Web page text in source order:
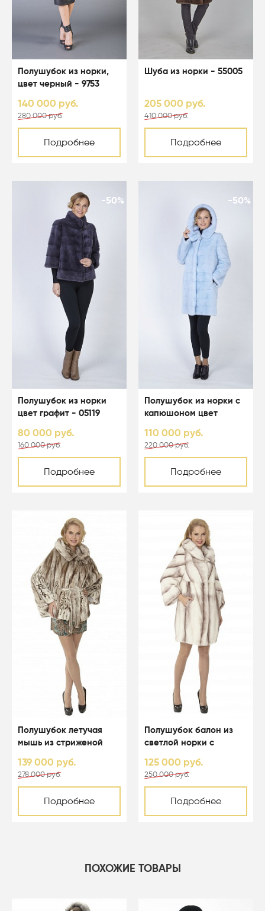
Полушубок из норки,
цвет черный - 9753
140 000 руб.
280 000 руб.
Подробнее
Шуба из норки - 55005
205 000 руб.
410 000 руб.
Подробнее
-50%
Полушубок из норки
цвет графит - 05119
80 000 руб.
160 000 руб.
Подробнее
-50%
Полушубок из норки с
капюшоном цвет
110 000 руб.
220 000 руб.
Подробнее
Полушубок летучая
мышь из стриженой
капюшоном - 01164
139 000 руб.
278 000 руб.
Подробнее
Полушубок балон из
светлой норки с
125 000 руб.
250 000 руб.
Подробнее
ПОХОЖИЕ ТОВАРЫ